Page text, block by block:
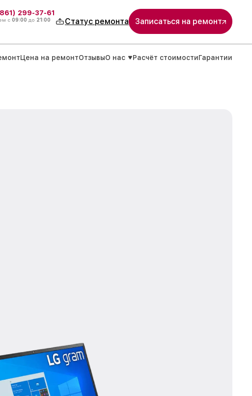
299-37-61
с 09:00 до 21:00 Статус ремонта Записаться на ремонт
Цена на ремонтОтзывыО нас Расчёт стоимостиГарантии